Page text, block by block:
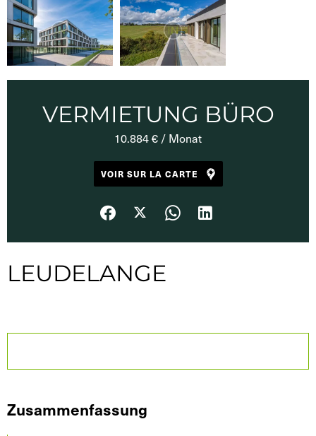
VERMIETUNG BÜRO
10.884 € / Monat
VOIR SUR LA CARTE
LEUDELANGE
Zusammenfassung